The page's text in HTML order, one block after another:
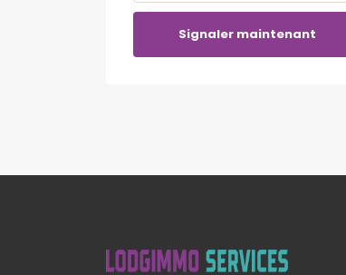
Signaler maintenant